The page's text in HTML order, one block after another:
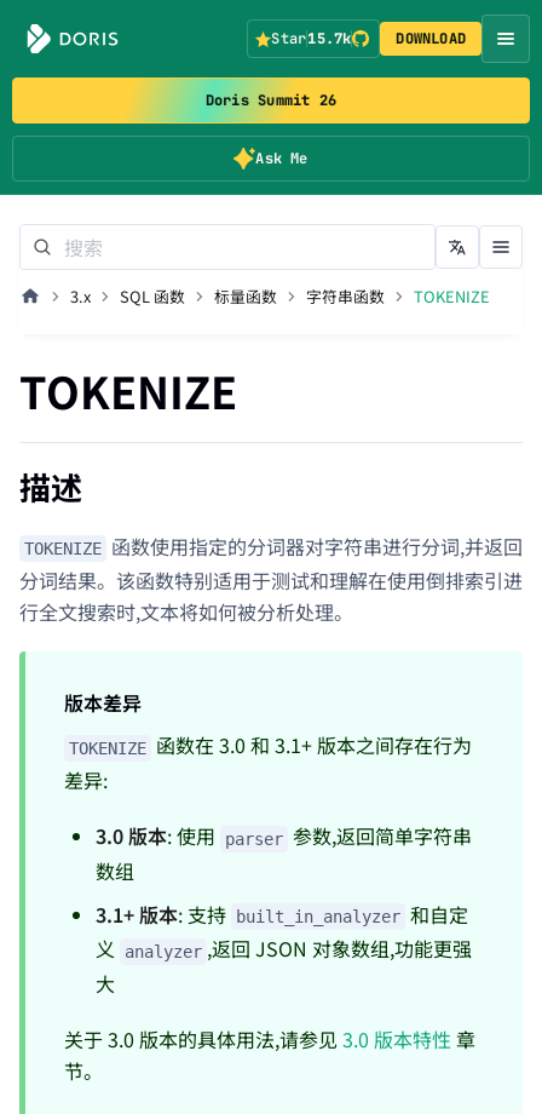
Doris Summit 26
Ask Me
Star15.7k DOWNLOAD
3.x SQL 函数 标量函数 字符串函数 TOKENIZE
TOKENIZE
描述
TOKENIZE 函数使用指定的分词器对字符串进行分词,并返回
分词结果。该函数特别适用于测试和理解在使用倒排索引进
行全文搜索时,文本将如何被分析处理。
版本差异
TOKENIZE 函数在 3.0 和 3.1+ 版本之间存在行为
差异:
3.0 版本: 使用 parser 参数,返回简单字符串
数组
3.1+ 版本: 支持 built_in_analyzer 和自定
义
analyzer ,返回 JSON 对象数组,功能更强
大
关于 3.0 版本的具体用法,请参见 3.0 版本特性 章
节。